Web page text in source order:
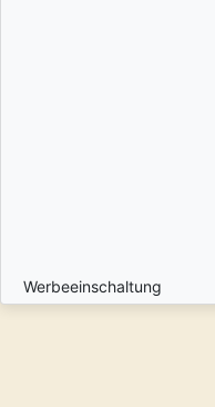
Werbeeinschaltung